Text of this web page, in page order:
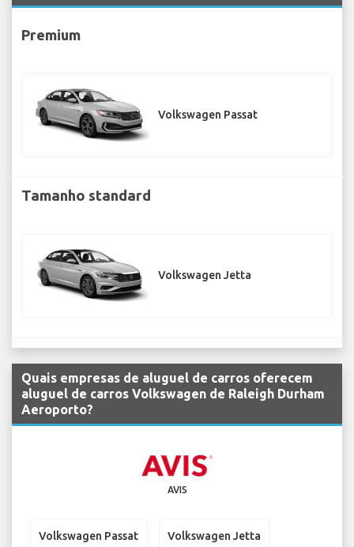
Premium
Volkswagen Passat
Tamanho standard
Volkswagen Jetta
Quais empresas de aluguel de carros oferecem
aluguel de carros Volkswagen de Raleigh Durham
Aeroporto?
AVIS
Volkswagen Passat Volkswagen Jetta